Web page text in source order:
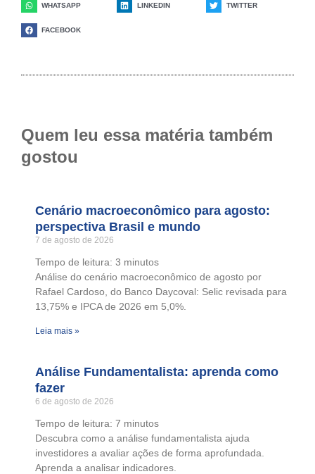
WHATSAPP LINKEDIN TWITTER
FACEBOOK
Quem leu essa matéria também
gostou
Cenário macroeconômico para agosto:
perspectiva Brasil e mundo
7 de agosto de 2026
Tempo de leitura: 3 minutos
Análise do cenário macroeconômico de agosto por
Rafael Cardoso, do Banco Daycoval: Selic revisada para
13,75% e IPCA de 2026 em 5,0%.
Leia mais »
Análise Fundamentalista: aprenda como
fazer
6 de agosto de 2026
Tempo de leitura: 7 minutos
Descubra como a análise fundamentalista ajuda
investidores a avaliar ações de forma aprofundada.
Aprenda a analisar indicadores.